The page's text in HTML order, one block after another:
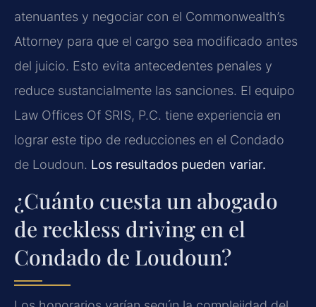
atenuantes y negociar con el Commonwealth’s
Attorney para que el cargo sea modificado antes
del juicio. Esto evita antecedentes penales y
reduce sustancialmente las sanciones. El equipo
Law Offices Of SRIS, P.C. tiene experiencia en
lograr este tipo de reducciones en el Condado
de Loudoun. Los resultados pueden variar.
¿Cuánto cuesta un abogado
de reckless driving en el
Condado de Loudoun?